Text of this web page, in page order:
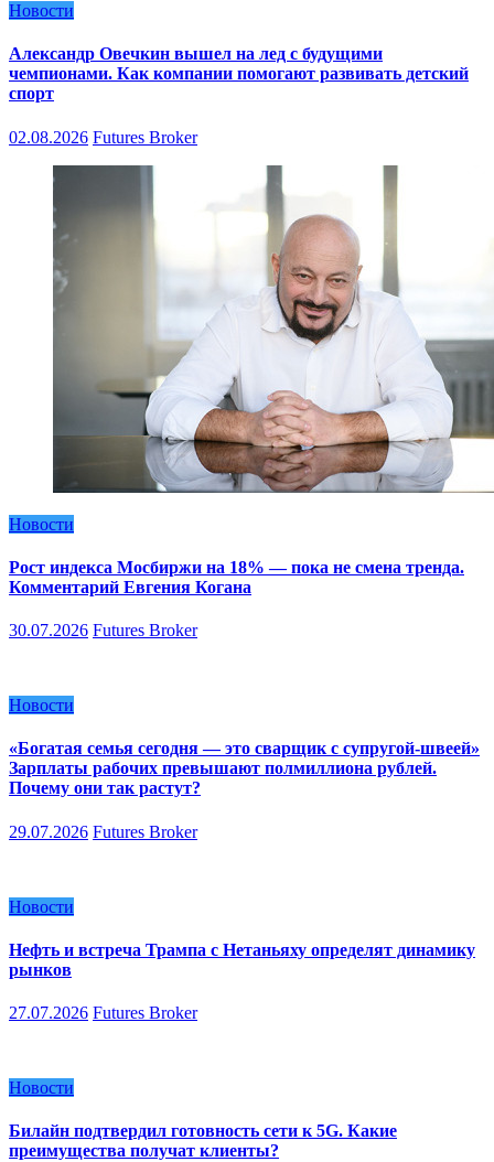
Новости
Александр Овечкин вышел на лед с будущими
чемпионами. Как компании помогают развивать детский
спорт
02.08.2026 Futures Broker
Новости
Рост индекса Мосбиржи на 18% — пока не смена тренда.
Комментарий Евгения Когана
30.07.2026 Futures Broker
Новости
«Богатая семья сегодня — это сварщик с супругой-швеей»
Зарплаты рабочих превышают полмиллиона рублей.
Почему они так растут?
29.07.2026 Futures Broker
Новости
Нефть и встреча Трампа с Нетаньяху определят динамику
рынков
27.07.2026 Futures Broker
Новости
Билайн подтвердил готовность сети к 5G. Какие
преимущества получат клиенты?